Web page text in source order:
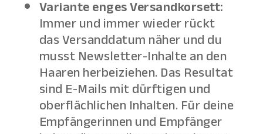
Variante enges Versandkorsett:
Immer und immer wieder rückt
das Versanddatum näher und du
musst Newsletter-Inhalte an den
Haaren herbeiziehen. Das Resultat
sind E-Mails mit dürftigen und
oberflächlichen Inhalten. Für deine
Empfängerinnen und Empfänger